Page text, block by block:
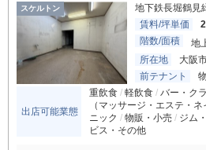
スケルトン 地下鉄長堀鶴見
賃料/坪単価
階数/面積
地
所在地
大阪
前テナント
出店可能業態
重飲食 軽飲食 バー・ク
（マッサージ・エステ・ネ
ニック
物販・小売 ジム
ビス・その他